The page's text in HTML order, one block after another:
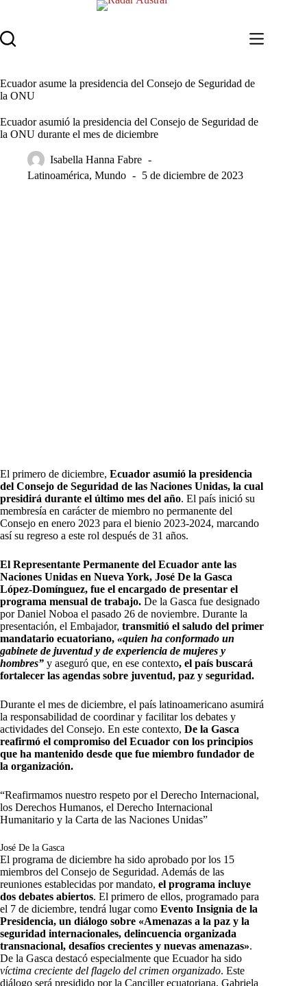
contenido
Ecuador asume la presidencia del Consejo de Seguridad de
la ONU
Ecuador asumió la presidencia del Consejo de Seguridad de
la ONU durante el mes de diciembre
Isabella Hanna Fabre
Latinoamérica, Mundo 5 de diciembre de 2023
El primero de diciembre, Ecuador asumió la presidencia
del Consejo de Seguridad de las Naciones Unidas, la cual
presidirá durante el último mes del año. El país inició su
membresía en carácter de miembro no permanente del
Consejo en enero 2023 para el bienio 2023-2024, marcando
así su regreso a este rol después de 31 años.
El Representante Permanente del Ecuador ante las
Naciones Unidas en Nueva York, José De la Gasca
López-Domínguez, fue el encargado de presentar el
programa mensual de trabajo. De la Gasca fue designado
por Daniel Noboa el pasado 26 de noviembre. Durante la
presentación, el Embajador, transmitió el saludo del primer
mandatario ecuatoriano, «quien ha conformado un
gabinete de juventud y de experiencia de mujeres y
hombres” y aseguró que, en ese contexto, el país buscará
fortalecer las agendas sobre juventud, paz y seguridad.
Durante el mes de diciembre, el país latinoamericano asumirá
la responsabilidad de coordinar y facilitar los debates y
actividades del Consejo. En este contexto, De la Gasca
reafirmó el compromiso del Ecuador con los principios
que ha mantenido desde que fue miembro fundador de
la organización.
“Reafirmamos nuestro respeto por el Derecho Internacional,
los Derechos Humanos, el Derecho Internacional
Humanitario y la Carta de las Naciones Unidas”
José De la Gasca
El programa de diciembre ha sido aprobado por los 15
miembros del Consejo de Seguridad. Además de las
reuniones establecidas por mandato, el programa incluye
dos debates abiertos. El primero de ellos, programado para
el 7 de diciembre, tendrá lugar como Evento Insignia de la
Presidencia, un diálogo sobre «Amenazas a la paz y la
seguridad internacionales, delincuencia organizada
transnacional, desafíos crecientes y nuevas amenazas».
De la Gasca destacó especialmente que Ecuador ha sido
víctima creciente del flagelo del crimen organizado. Este
diálogo será presidido por la Canciller ecuatoriana, Gabriela